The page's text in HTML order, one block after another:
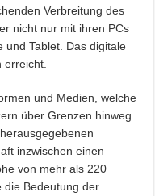
Verbreitung des
nicht nur mit ihren PCs
und Tablet. Das digitale
und Medien, welche
über Grenzen hinweg
herausgegebenen
inzwischen einen
von mehr als 220
die Bedeutung der